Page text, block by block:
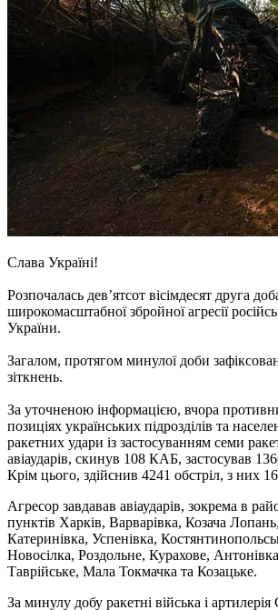
Слава Україні!
Розпочалась дев’ятсот вісімдесят друга
широкомасштабної збройної агресії
України.
Загалом, протягом минулої доби
зіткнень.
За уточненою інформацією, вчора
позиціях українських підрозділів та
ракетних удари із застосуванням семи
авіаударів, скинув 108 КАБ, застосував
Крім цього, здійснив 4241 обстріл, з них
Агресор завдавав авіаударів, зокрема в
пунктів Харків, Варварівка, Козача
Катеринівка, Успенівка,
Новосілка, Роздольне, Курахове,
Таврійське, Мала Токмачка та Козацьке.
За минулу добу ракетні війська і